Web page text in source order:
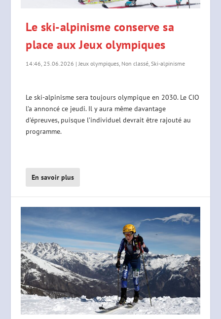
Le ski-alpinisme conserve sa
place aux Jeux olympiques
14:46, 25.06.2026 | Jeux olympiques Non classé Ski-alpinisme
Le ski-alpinisme sera toujours olympique en 2030. Le CIO
l’a annoncé ce jeudi. Il y aura même davantage
d’épreuves, puisque l’individuel devrait être rajouté au
programme.
En savoir plus